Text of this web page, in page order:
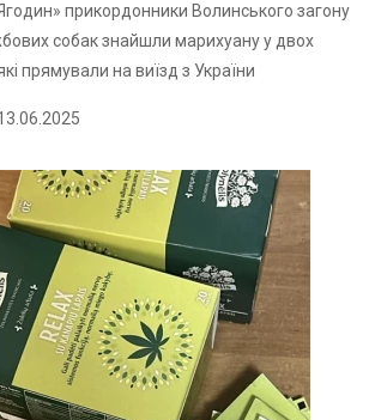
прикордонники Волинського загону
собак знайшли марихуану у двох
прямували на виїзд з України